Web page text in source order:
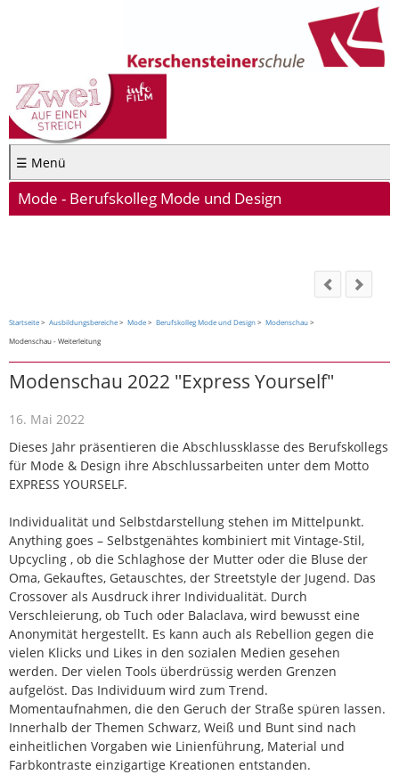
☰ Menü
Mode - Berufskolleg Mode und Design
Startseite Ausbildungsbereiche Mode Berufskolleg Mode und Design
Modenschau
Modenschau - Weiterleitung
Modenschau 2022 "Express Yourself"
16. Mai 2022
Dieses Jahr präsentieren die Abschlussklasse des Berufskollegs
für Mode & Design ihre Abschlussarbeiten unter dem Motto
EXPRESS YOURSELF.
Individualität und Selbstdarstellung stehen im Mittelpunkt.
Anything goes – Selbstgenähtes kombiniert mit Vintage-Stil,
Upcycling , ob die Schlaghose der Mutter oder die Bluse der
Oma, Gekauftes, Getauschtes, der Streetstyle der Jugend. Das
Crossover als Ausdruck ihrer Individualität. Durch
Verschleierung, ob Tuch oder Balaclava, wird bewusst eine
Anonymität hergestellt. Es kann auch als Rebellion gegen die
vielen Klicks und Likes in den sozialen Medien gesehen
werden. Der vielen Tools überdrüssig werden Grenzen
aufgelöst. Das Individuum wird zum Trend.
Momentaufnahmen, die den Geruch der Straße spüren lassen.
Innerhalb der Themen Schwarz, Weiß und Bunt sind nach
einheitlichen Vorgaben wie Linienführung, Material und
Farbkontraste einzigartige Kreationen entstanden.